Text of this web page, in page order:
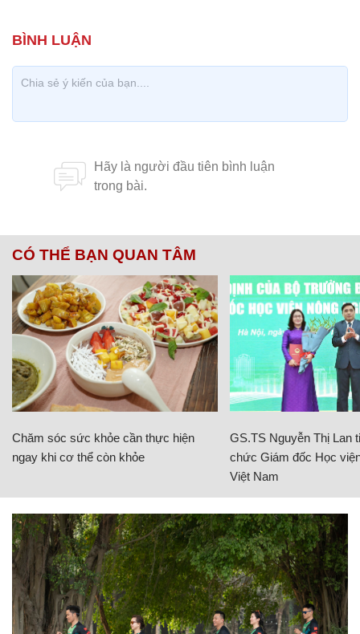
CÓ THỂ BẠN QUAN TÂM
Chăm sóc sức khỏe cần thực hiện
ngay khi cơ thể còn khỏe
GS.TS Nguyễn Thị Lan
chức Giám đốc Học
Việt Nam